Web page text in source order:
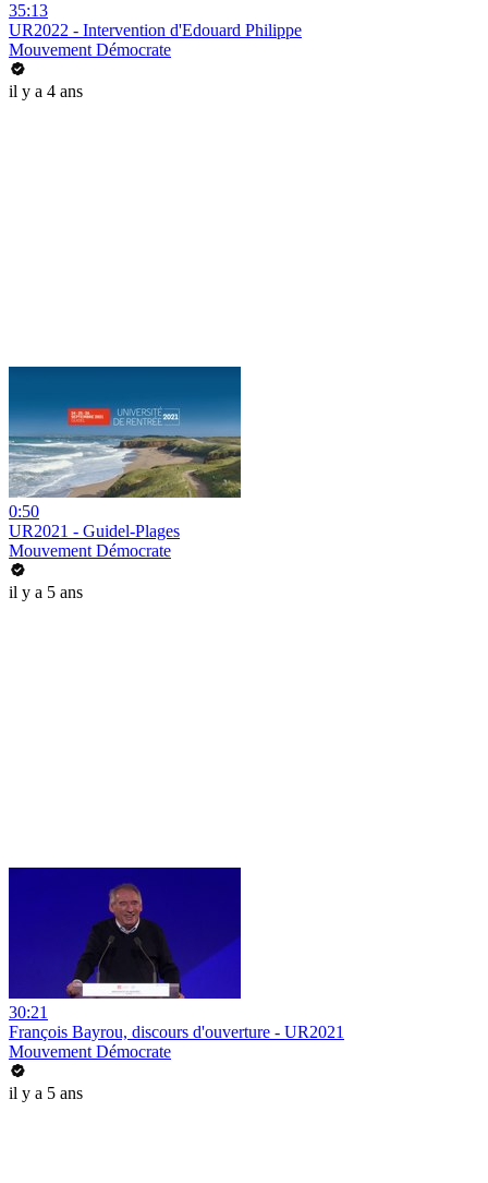
35:13
UR2022 - Intervention d'Edouard Philippe
Mouvement Démocrate
il y a 4 ans
0:50
UR2021 - Guidel-Plages
Mouvement Démocrate
il y a 5 ans
30:21
François Bayrou, discours d'ouverture - UR2021
Mouvement Démocrate
il y a 5 ans